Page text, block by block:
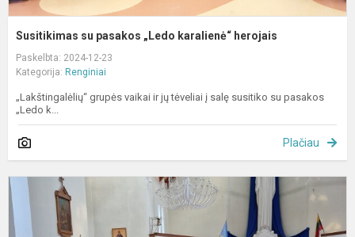
Susitikimas su pasakos „Ledo karalienė“ herojais
Paskelbta: 2024-12-23
Kategorija: Renginiai
„Lakštingalėlių“ grupės vaikai ir jų tėveliai į salę susitiko su pasakos
„Ledo k...
Plačiau